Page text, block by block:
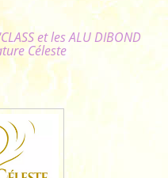
et les ALU DIBOND
Céleste